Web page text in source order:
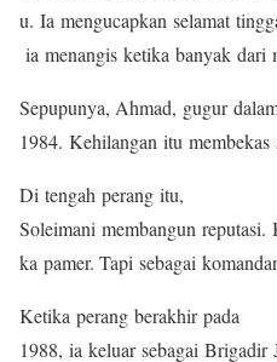
u. Ia mengucapkan selamat
ia menangis ketika banyak dari
Sepupunya, Ahmad, gugur
1984. Kehilangan itu
Di tengah perang itu,
Soleimani membangun
ka pamer. Tapi sebagai
Ketika perang berakhir pada
1988, ia keluar sebagai Brigadir